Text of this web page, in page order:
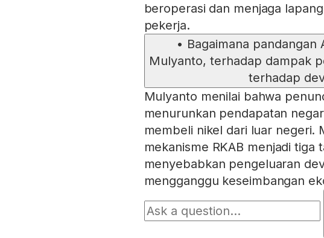
beroperasi dan menjaga
pekerja.
• Bagaimana pandangan
Mulyanto, terhadap dampak
terhadap
Mulyanto menilai bahwa
menurunkan pendapatan
membeli nikel dari luar negeri.
mekanisme RKAB menjadi
menyebabkan pengeluaran
mengganggu keseimbangan